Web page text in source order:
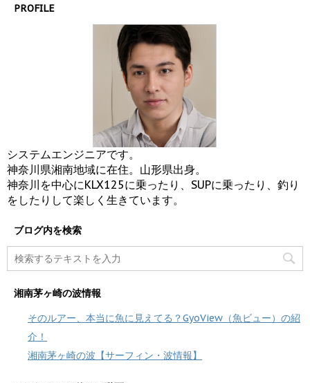
PROFILE
システムエンジニアです。
神奈川県湘南地域に在住。山形県出身。
神奈川を中心にKLX125に乗ったり、SUPに乗ったり、釣り
をしたりして楽しく生きています。
ブログ内を検索
湘南茅ヶ崎の波情報
そのルアー、本当に魚に見えてる？GyoView（魚ビュー）の紹
介！
湘南茅ヶ崎の波【サーフィン・波情報】